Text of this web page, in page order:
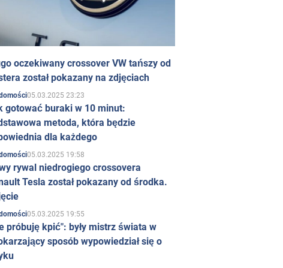
oczekiwany crossover VW tańszy od
został pokazany na zdjęciach
05.03.2025 23:23
gotować buraki w 10 minut:
metoda, która będzie
dla każdego
05.03.2025 19:58
rywal niedrogiego crossovera
Tesla został pokazany od środka.
05.03.2025 19:55
próbuję kpić": były mistrz świata w
sposób wypowiedział się o